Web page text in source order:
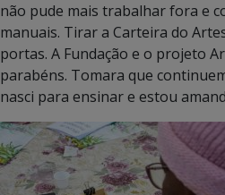
não pude mais trabalhar fora e
manuais. Tirar a Carteira do
portas. A Fundação e o projeto
parabéns. Tomara que
nasci para ensinar e estou